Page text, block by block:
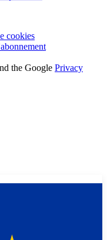
cookies
the Google Privacy